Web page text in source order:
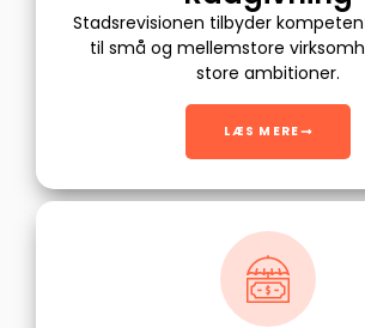
Stadsrevisionen tilbyder
til små og mellemstore
store ambitioner.
LÆS MERE